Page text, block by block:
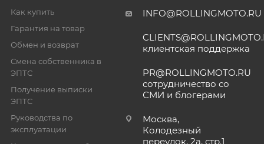
Как купить
Гарантия на товар
Обмен и возврат
Смена собственника в
ЭПТС
Получение выписки
ЭПТС
Руководства по
эксплуатации
INFO@ROLLINGMOTO.RU
клиентская поддержка
PR@ROLLINGMOTO.RU
сотрудничество со
СМИ и блогерами
Москва,
Колодезный
переулок, 2а, стр.1